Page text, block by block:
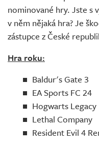
nominované hry. Jste s
v něm nějaká hra? Je
zástupce z České
Hra roku:
Baldur's Gate 3
EA Sports FC 24
Hogwarts Legacy
Lethal Company
Resident Evil 4